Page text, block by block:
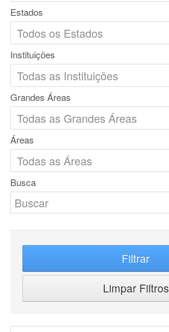
Estados
Instituições
Grandes Áreas
Áreas
Busca
Filtrar
Limpar Filtros